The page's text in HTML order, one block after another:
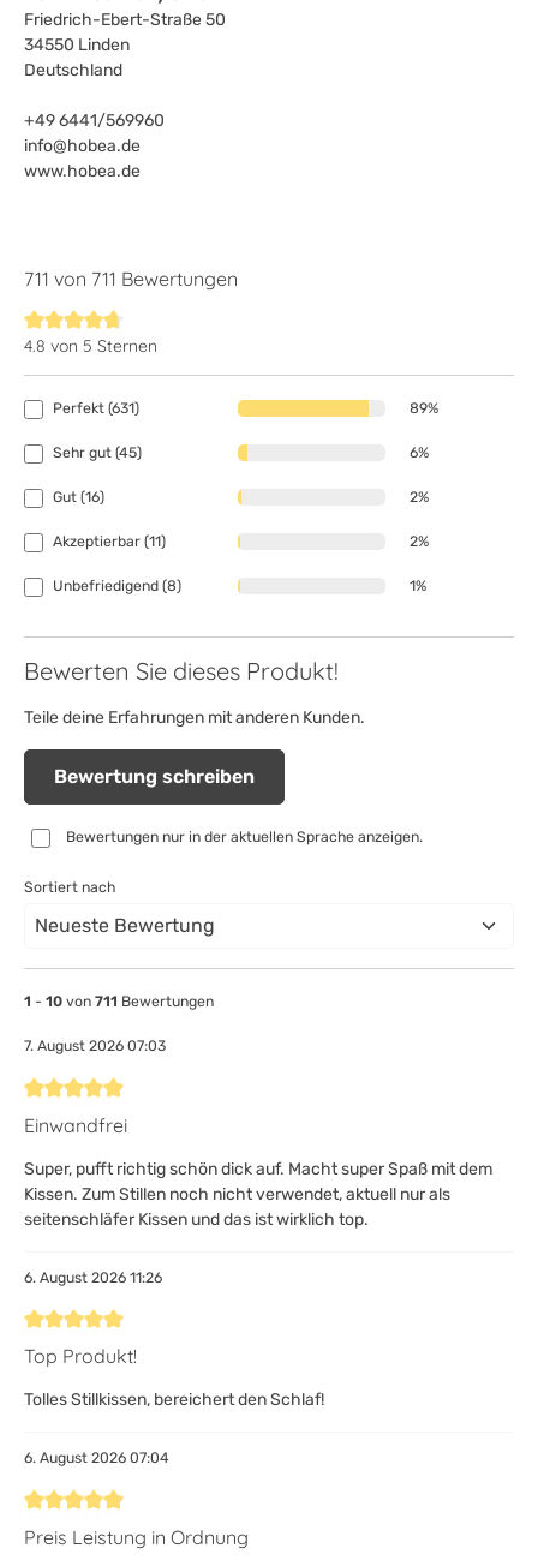
Friedrich-Ebert-Straße 50
34550 Linden
Deutschland
+49 6441/569960
info@hobea.de
www.hobea.de
711 von 711 Bewertungen
Durchschnittliche Bewertung von 4.8 von 5 Sternen
4.8 von 5 Sternen
Perfekt (631) 89%
Sehr gut (45) 6%
Gut (16) 2%
Akzeptierbar (11) 2%
Unbefriedigend (8) 1%
Bewerten Sie dieses Produkt!
Teile deine Erfahrungen mit anderen Kunden.
Bewertung schreiben
Bewertungen nur in der aktuellen Sprache anzeigen.
Sortiert nach
1 - 10 von 711 Bewertungen
7. August 2026 07:03
Bewertung mit 5 von 5 Sternen
Einwandfrei
Super, pufft richtig schön dick auf. Macht super Spaß mit dem
Kissen. Zum Stillen noch nicht verwendet, aktuell nur als
seitenschläfer Kissen und das ist wirklich top.
6. August 2026 11:26
Bewertung mit 5 von 5 Sternen
Top Produkt!
Tolles Stillkissen, bereichert den Schlaf!
6. August 2026 07:04
Bewertung mit 5 von 5 Sternen
Preis Leistung in Ordnung